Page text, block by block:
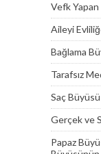
Vefk
Aileyi
Bağlama
Tarafsız
Saç Büyüsü
Gerçek ve
Papaz